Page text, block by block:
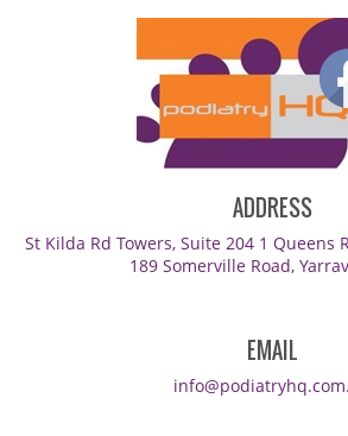
ADDRESS
St Kilda Rd Towers, Suite 204 1 Queens
189 Somerville Road,
EMAIL